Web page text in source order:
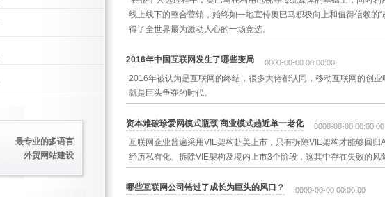
线上线下的整合营销，始终如一地宣传奥巴马积极向上和值得信赖的
得了全世界最为激动人心的一场竞选。
2016年中国互联网发生了哪些变局 0000-00-00 00:00:00
2016年被认为是互联网的终结，很多大佬都认同，移动互联网的创
就是巨头争夺的时代。
资本难破珍爱网模式瓶颈 商业模式趋近单一老化 0000-00-00 00:00:00
互联网企业普遍采用VIE架构赴美上市，只有拆除VIE架构才能够回
经历私有化、拆除VIE架构及境内上市3个阶段，这其中存在失败的风
哪些互联网公司错过了成长为巨头的风口？ 0000-00-00 00:00:00
最专业的多语言
外贸网站建设